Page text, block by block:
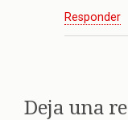
Responder
Deja una